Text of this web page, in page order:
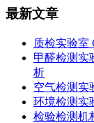
最新文章
质检实验室
甲醛检测实
析
空气检测实
环境检测实
检验检测机